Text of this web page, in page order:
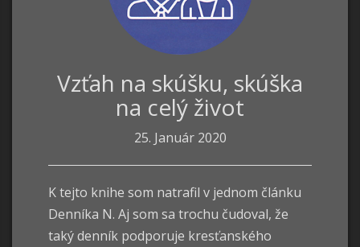
Vzťah na skúšku, skúška
na celý život
25. Január 2020
K tejto knihe som natrafil v jednom článku
Denníka N. Aj som sa trochu čudoval, že
taký denník podporuje kresťanského